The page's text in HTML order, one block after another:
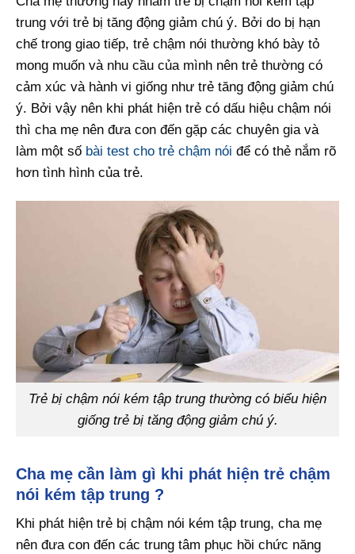
trung với trẻ bị tăng động giảm chú ý. Bởi do bị hạn
chế trong giao tiếp, trẻ chậm nói thường khó bày tỏ
mong muốn và nhu cầu của mình nên trẻ thường có
cảm xúc và hành vi giống như trẻ tăng động giảm chú
ý. Bởi vậy nên khi phát hiện trẻ có dấu hiệu chậm nói
thì cha mẹ nên đưa con đến gặp các chuyên gia và
làm một số bài test cho trẻ chậm nói để có thẻ nắm rõ
hơn tình hình của trẻ.
Trẻ bị chậm nói kém tập trung thường có biểu hiện
giống trẻ bị tăng động giảm chú ý.
Cha mẹ cần làm gì khi phát hiện trẻ chậm
nói kém tập trung ?
Khi phát hiện trẻ bị chậm nói kém tập trung, cha mẹ
nên đưa con đến các trung tâm phục hồi chức năng